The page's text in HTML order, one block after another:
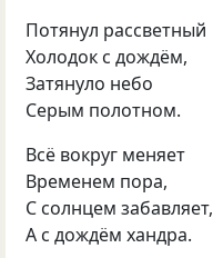
Потянул рассветный
Холодок с дождём,
Затянуло небо
Серым полотном.
Всё вокруг меняет
Временем пора,
С солнцем забавляет,
А с дождём хандра.